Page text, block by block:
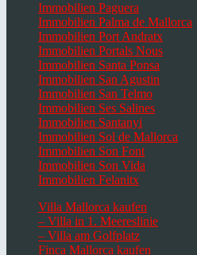
Immobilien Paguera
Immobilien Palma de Mallorca
Immobilien Port Andratx
Immobilien Portals Nous
Immobilien Santa Ponsa
Immobilien San Agustin
Immobilien San Telmo
Immobilien Ses Salines
Immobilien Santanyi
Immobilien Sol de Mallorca
Immobilien Son Font
Immobilien Son Vida
Immobilien Felanitx
Villa Mallorca kaufen
– Villa in 1. Meereslinie
– Villa am Golfplatz
Finca Mallorca kaufen